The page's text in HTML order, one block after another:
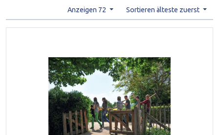
Anzeigen 72 Sortieren älteste zuerst